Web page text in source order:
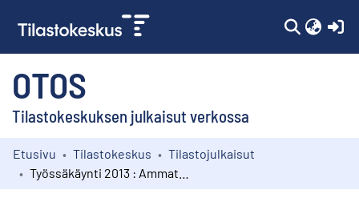
OTOS
Tilastokeskuksen julkaisut verkossa
Kokoelmat
Etusivu Tilastokeskus
Tilastojulkaisut